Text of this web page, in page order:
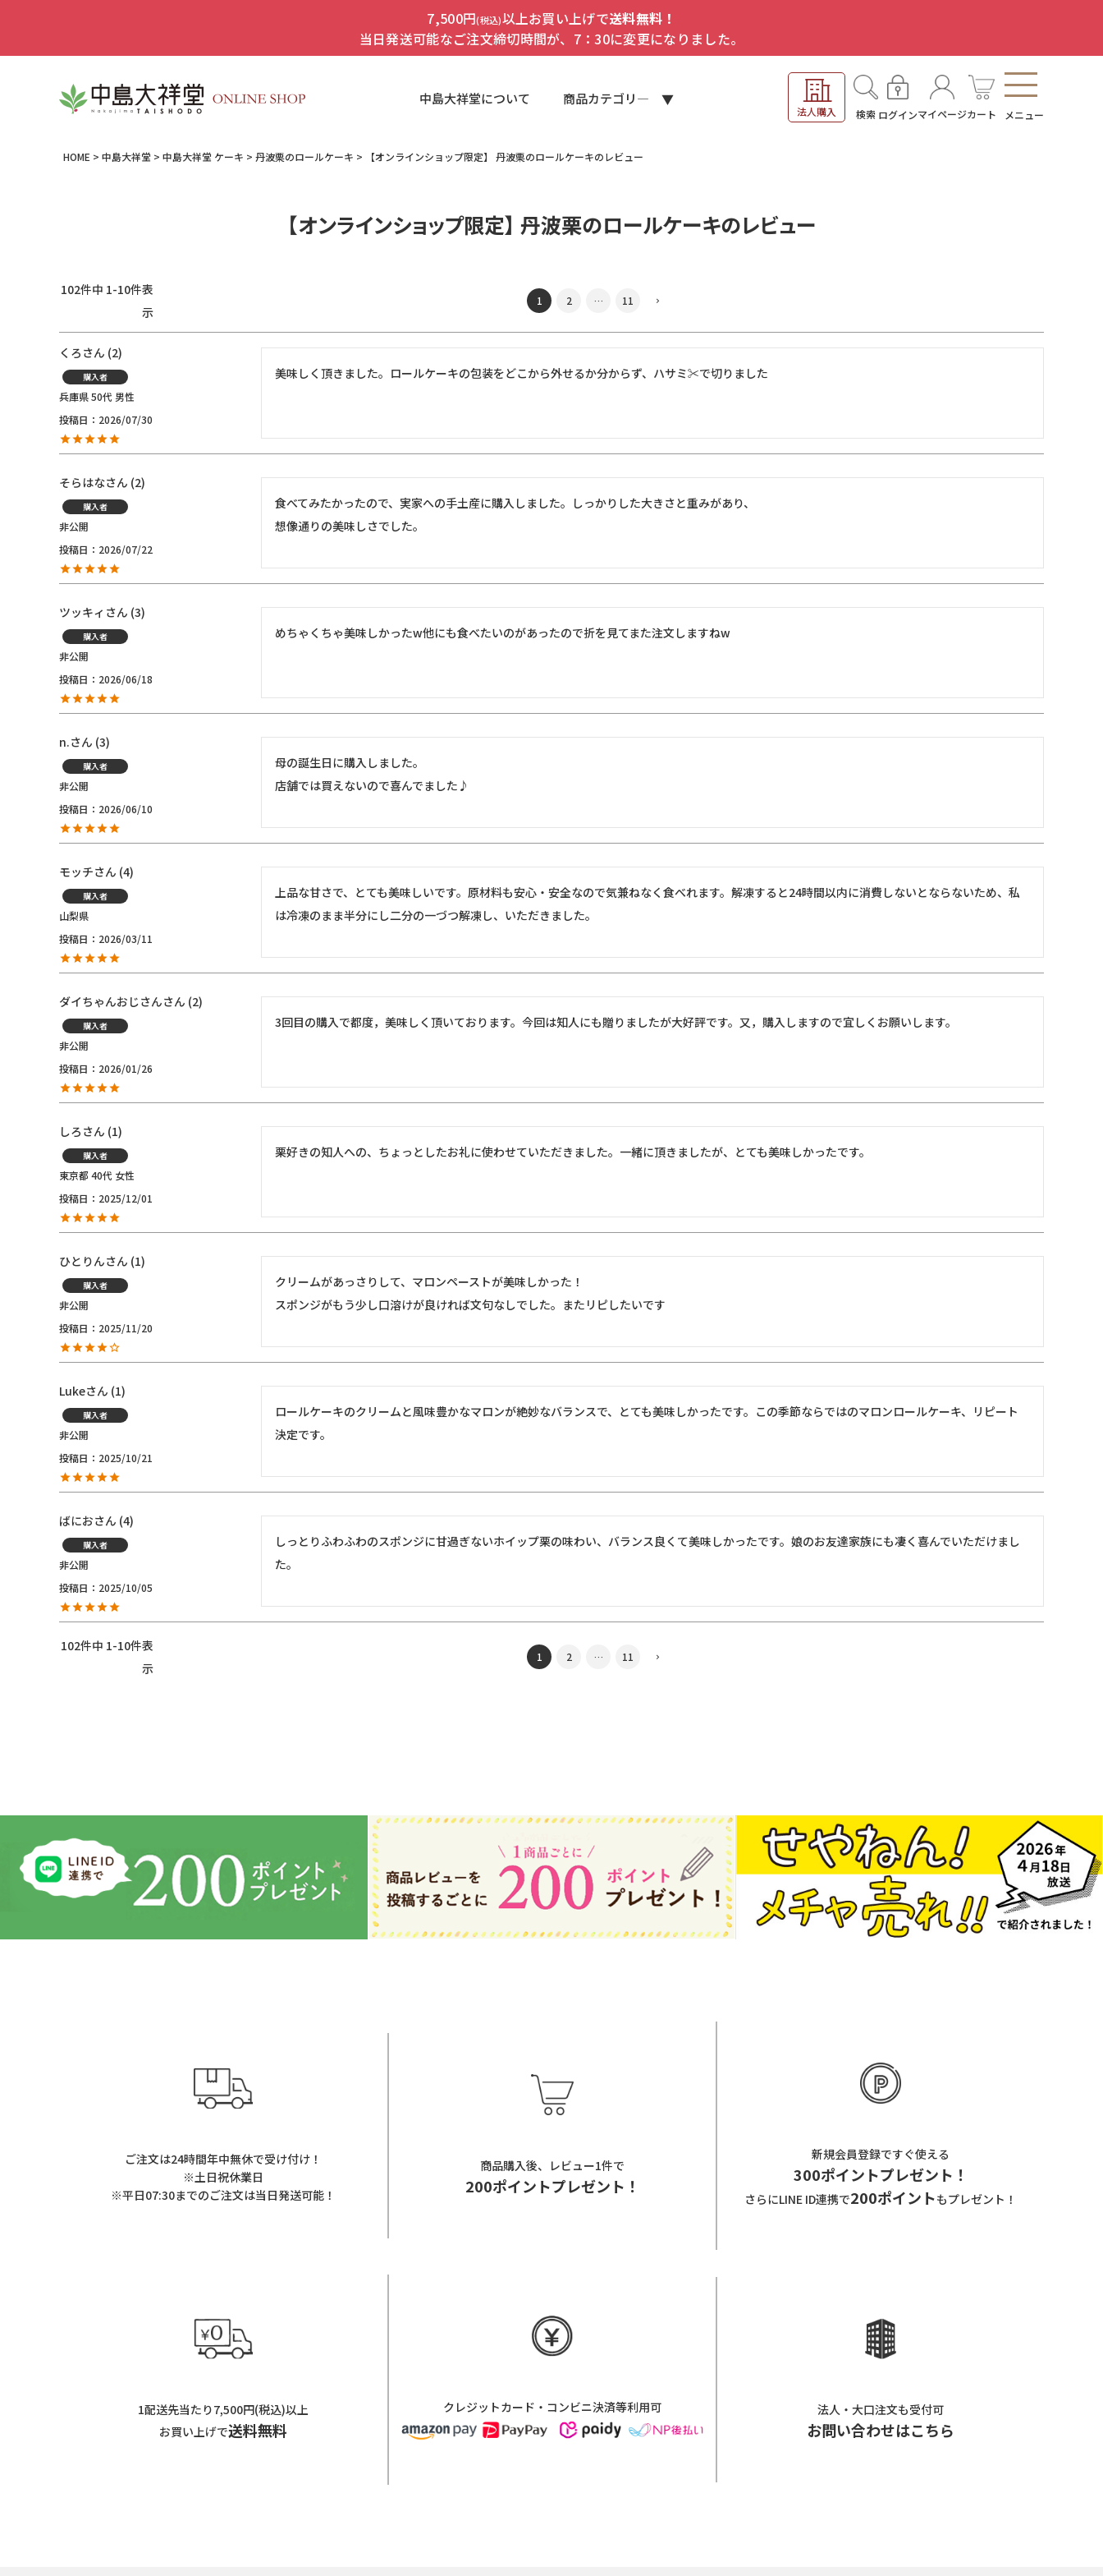
7,500円(税込)以上お買い上げで送料無料！
当日発送可能なご注文締切時間が、7：30に変更になりました。
中島大祥堂について 商品カテゴリ―
法人購入 検索 ログインマイページカート メニュー
HOME 中島大祥堂 中島大祥堂 ケーキ 丹波栗のロールケーキ 【オンラインショップ限定】 丹波栗のロールケーキのレビュー
【オンラインショップ限定】 丹波栗のロールケーキのレビュー
102件中 1-10件表
示
1 2 … 11
くろ 2
購入者
兵庫県50代 男性
投稿日
2026/07/30
美味しく頂きました。ロールケーキの包装をどこから外せるか分からず、ハサミ✂️で切りました
そらはな 2
購入者
非公開
投稿日
2026/07/22
食べてみたかったので、実家への手土産に購入しました。しっかりした大きさと重みがあり、
想像通りの美味しさでした。
ツッキィ 3
購入者
非公開
投稿日
2026/06/18
めちゃくちゃ美味しかったw他にも食べたいのがあったので折を見てまた注文しますねw
n. 3
購入者
非公開
投稿日
2026/06/10
母の誕生日に購入しました。
店舗では買えないので喜んでました♪
モッチ 4
購入者
山梨県
投稿日
2026/03/11
上品な甘さで、とても美味しいです。原材料も安心・安全なので気兼ねなく食べれます。解凍すると24時間以内に消費しないとならないため、私
は冷凍のまま半分にし二分の一づつ解凍し、いただきました。
ダイちゃんおじさん 2
購入者
非公開
投稿日
2026/01/26
3回目の購入で都度，美味しく頂いております。今回は知人にも贈りましたが大好評です。又，購入しますので宜しくお願いします。
しろ 1
購入者
東京都 40代 女性
投稿日
2025/12/01
栗好きの知人への、ちょっとしたお礼に使わせていただきました。一緒に頂きましたが、とても美味しかったです。
ひとりん 1
購入者
非公開
投稿日
2025/11/20
クリームがあっさりして、マロンペーストが美味しかった！
スポンジがもう少し口溶けが良ければ文句なしでした。またリピしたいです
Luke 1
購入者
非公開
投稿日
2025/10/21
ロールケーキのクリームと風味豊かなマロンが絶妙なバランスで、とても美味しかったです。この季節ならではのマロンロールケーキ、リピート
決定です。
ばにお 4
購入者
非公開
投稿日
2025/10/05
しっとりふわふわのスポンジに甘過ぎないホイップ栗の味わい、バランス良くて美味しかったです。娘のお友達家族にも凄く喜んでいただけまし
た。
102件中 1-10件表
示
1 2 … 11
ご注文は24時間年中無休で受け付け！
※土日祝休業日
※平日07:30までのご注文は当日発送可能！
商品購入後、レビュー1件で
200ポイントプレゼント！
新規会員登録ですぐ使える
300ポイントプレゼント！
さらにLINE ID連携で200ポイントもプレゼント！
1配送先当たり7,500円(税込)以上
お買い上げで送料無料
クレジットカード・コンビニ決済等利用可 法人・大口注文も受付可
お問い合わせはこちら